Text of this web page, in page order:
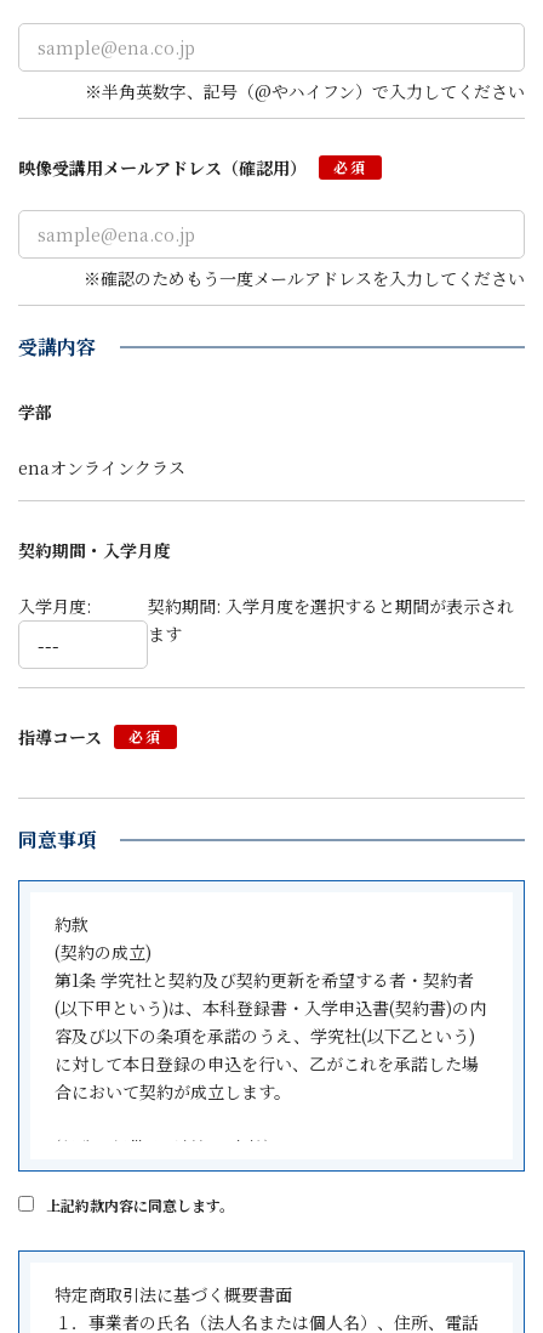
※半角英数字、記号（@やハイフン）で入力してください
映像受講用メールアドレス （確認用） 必須
※確認のためもう一度メールアドレスを入力してください
受講内容
学部
enaオンラインクラス
契約期間・入学月度
入学月度: 契約期間: 入学月度を選択すると期間が表示され
ます
指導コース 必須
同意事項
約款
(契約の成立)
第1条 学究社と契約及び契約更新を希望する者・契約者
(以下甲という)は、本科登録書・入学申込書(契約書)の内
容及び以下の条項を承諾のうえ、学究社(以下乙という)
に対して本日登録の申込を行い、乙がこれを承諾した場
合において契約が成立します。
(役務の提供及び対価の支払)
第2条 乙は、甲に対し、乙の定める学習指導カリキュラ
ムの中から甲が選択した本科登録書・入学申込書(契約
2 甲は、乙に対し、所定の授業料、模試教材費を乙の定
める方法により、納入期限までに支払うものとします。
上記約款内容に同意します。
特定商取引法に基づく概要書面
１．事業者の氏名（法人名または個人名）、住所、電話